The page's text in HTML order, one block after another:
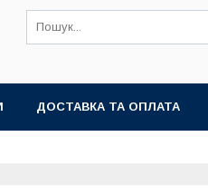
ДОСТАВКА ТА ОПЛАТА